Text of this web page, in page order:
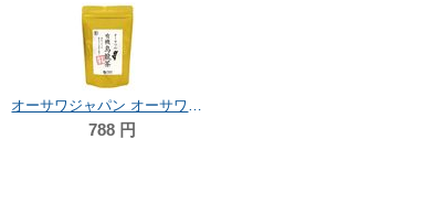
オーサワジャパン オーサワの宮崎産有機烏龍茶 60g
788 円